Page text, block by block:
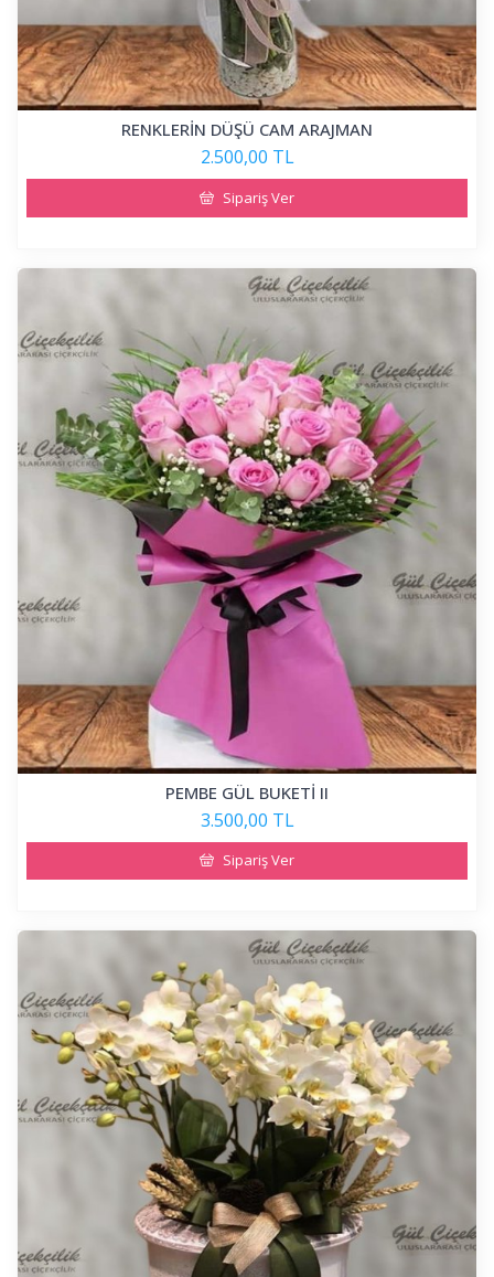
RENKLERİN DÜŞÜ CAM ARAJMAN
2.500,00 TL
Sipariş Ver
PEMBE GÜL BUKETİ II
3.500,00 TL
Sipariş Ver